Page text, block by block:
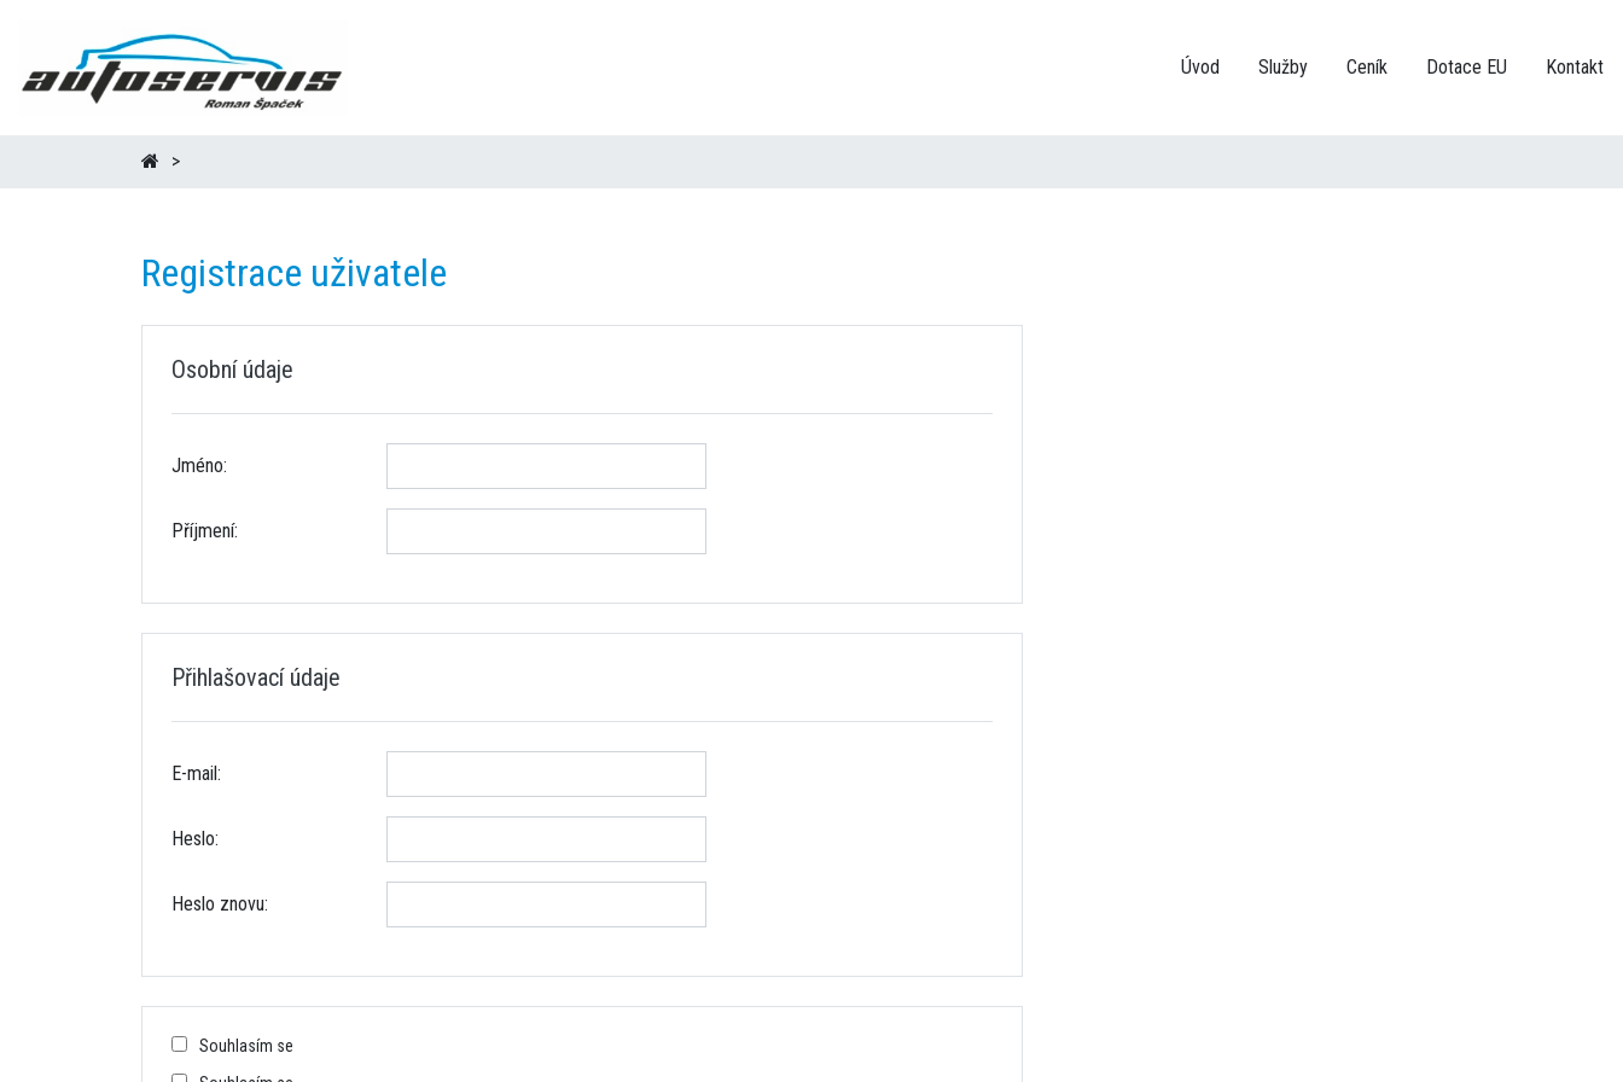
Úvod Služby Ceník Dotace EU Kontakt
Registrace uživatele
Osobní údaje
Jméno:
Příjmení:
Přihlašovací údaje
E-mail:
Heslo:
Heslo znovu:
Souhlasím se